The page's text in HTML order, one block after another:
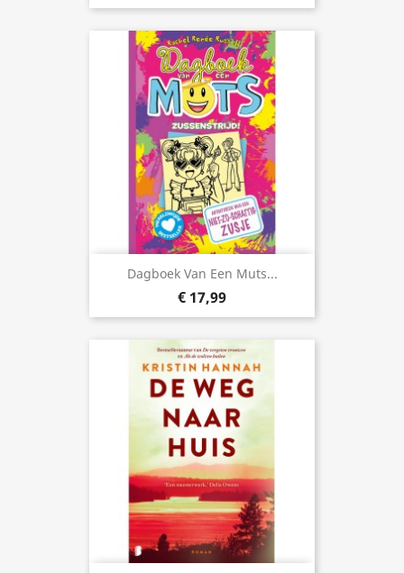
Dagboek Van Een Muts...
€ 17,99